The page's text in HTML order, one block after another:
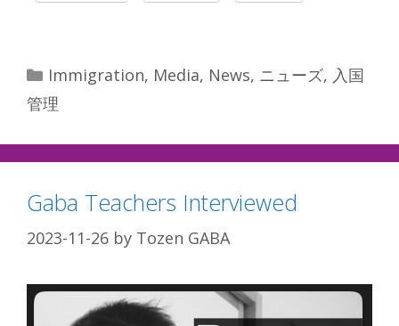
Categories
Immigration, Media, News, ニューズ, 入国
管理
Gaba Teachers Interviewed
2023-11-26 by Tozen GABA